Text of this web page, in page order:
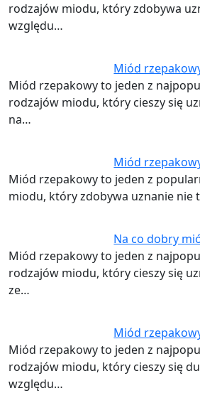
rodzajów miodu, który zdobywa
względu…
Miód
Miód rzepakowy to jeden z
rodzajów miodu, który cieszy się
na…
Miód
Miód rzepakowy to jeden z
miodu, który zdobywa uznanie nie
Na co dobry
Miód rzepakowy to jeden z
rodzajów miodu, który cieszy się
ze…
Miód
Miód rzepakowy to jeden z
rodzajów miodu, który cieszy się
względu…